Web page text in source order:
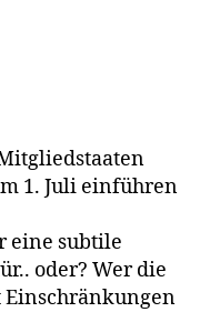
1. Juli einführen
eine subtile
oder? Wer die
Einschränkungen